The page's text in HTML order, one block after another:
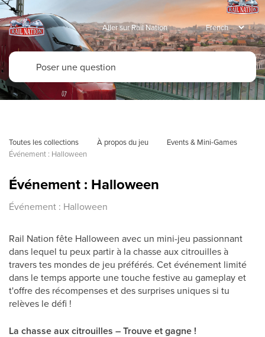
Aller sur Rail Nation
Toutes les collections À propos du jeu
Events & Mini-Games
Événement : Halloween
Événement : Halloween
Événement : Halloween
Rail Nation fête Halloween avec un mini-jeu passionnant
dans lequel tu peux partir à la chasse aux citrouilles à
travers tes mondes de jeu préférés. Cet événement limité
dans le temps apporte une touche festive au gameplay et
t'offre des récompenses et des surprises uniques si tu
relèves le défi !
La chasse aux citrouilles – Trouve et gagne !